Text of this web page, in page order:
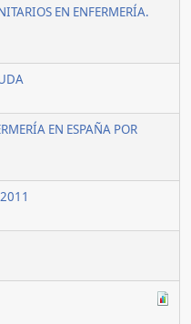
EN ENFERMERÍA.
EN ESPAÑA POR